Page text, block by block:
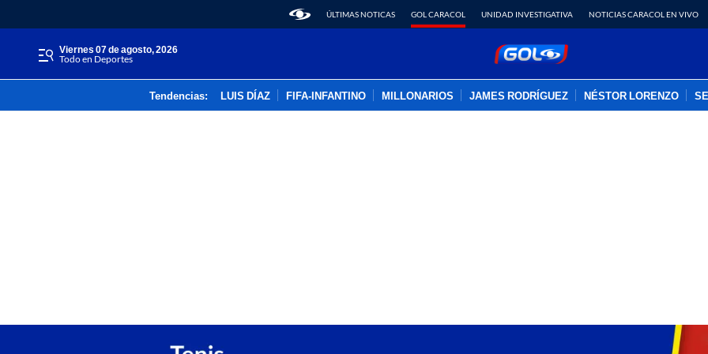
ÚLTIMAS NOTICAS GOL CARACOL UNIDAD INVESTIGATIVA NOTICIAS CARACOL EN VIVO
viernes 07 de agosto, 2026
Todo en Deportes
Tendencias: LUIS DÍAZ FIFA-INFANTINO MILLONARIOS JAMES RODRÍGUEZ NÉSTOR LORENZO